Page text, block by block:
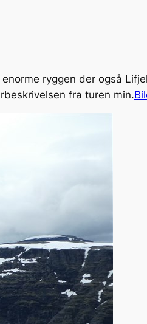
ryggen der også
fra turen min.